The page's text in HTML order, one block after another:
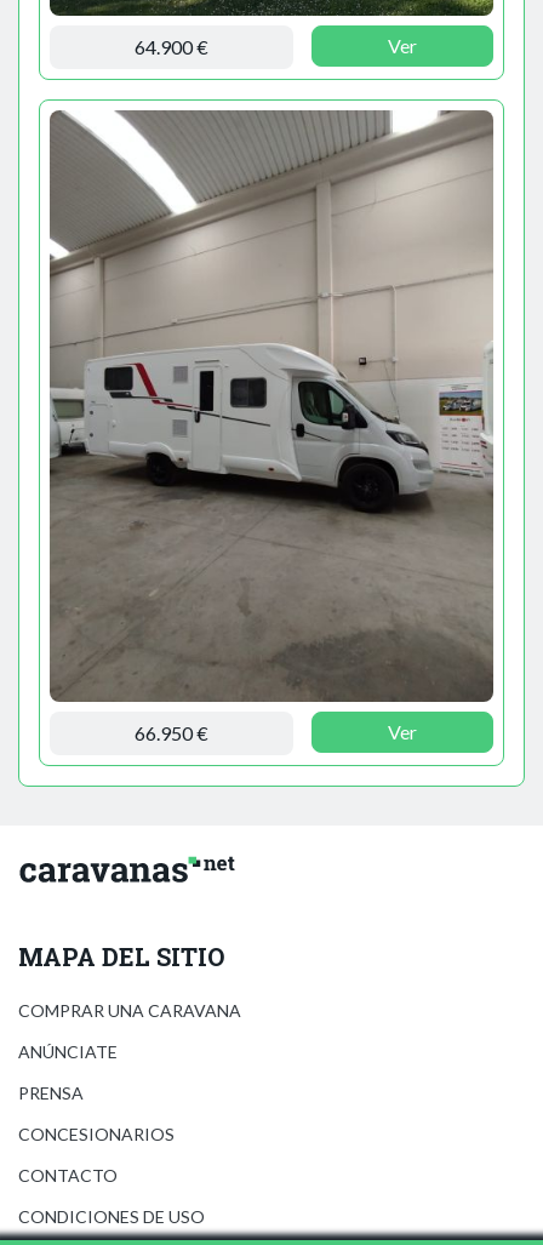
64.900 € Ver
66.950 € Ver
MAPA DEL SITIO
COMPRAR UNA CARAVANA
ANÚNCIATE
PRENSA
CONCESIONARIOS
CONTACTO
CONDICIONES DE USO